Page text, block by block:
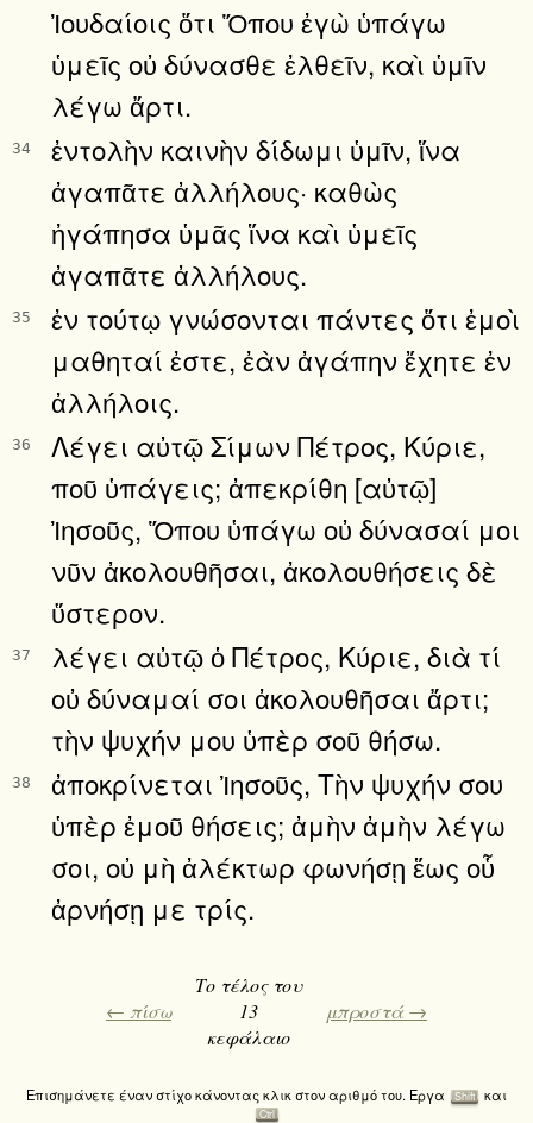
Ἰουδαίοις ὅτι Ὅπου ἐγὼ ὑπάγω
ὑμεῖς οὐ δύνασθε ἐλθεῖν, καὶ ὑμῖν
λέγω ἄρτι.
34
ἐντολὴν καινὴν δίδωμι ὑμῖν, ἵνα
ἀγαπᾶτε ἀλλήλους· καθὼς
ἠγάπησα ὑμᾶς ἵνα καὶ ὑμεῖς
ἀγαπᾶτε ἀλλήλους.
35
ἐν τούτῳ γνώσονται πάντες ὅτι ἐμοὶ
μαθηταί ἐστε, ἐὰν ἀγάπην ἔχητε ἐν
ἀλλήλοις.
36
Λέγει αὐτῷ Σίμων Πέτρος, Κύριε,
ποῦ ὑπάγεις; ἀπεκρίθη [αὐτῷ]
Ἰησοῦς, Ὅπου ὑπάγω οὐ δύνασαί μοι
νῦν ἀκολουθῆσαι, ἀκολουθήσεις δὲ
ὕστερον.
37
λέγει αὐτῷ ὁ Πέτρος, Κύριε, διὰ τί
οὐ δύναμαί σοι ἀκολουθῆσαι ἄρτι;
τὴν ψυχήν μου ὑπὲρ σοῦ θήσω.
38
ἀποκρίνεται Ἰησοῦς, Τὴν ψυχήν σου
ὑπὲρ ἐμοῦ θήσεις; ἀμὴν ἀμὴν λέγω
σοι, οὐ μὴ ἀλέκτωρ φωνήσῃ ἕως οὗ
ἀρνήσῃ με τρίς.
← πίσω
Το τέλος του
13
κεφάλαιο
μπροστά →
Επισημάνετε έναν στίχο κάνοντας κλικ στον αριθμό του. Εργα Shift και
Ctrl